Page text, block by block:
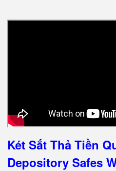
Két Sắt Thả Tiền
Depository Safes